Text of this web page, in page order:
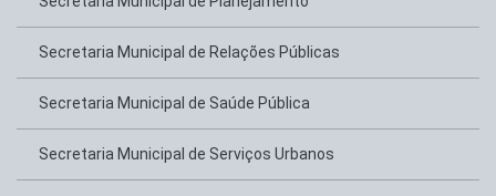
Secretaria Municipal de Relações Públicas
Secretaria Municipal de Saúde Pública
Secretaria Municipal de Serviços Urbanos